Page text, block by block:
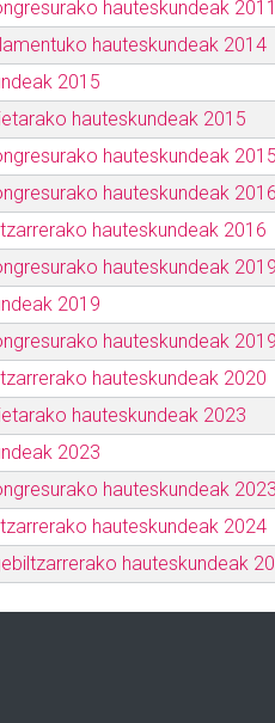
hauteskundeak 2011
hauteskundeak 2014
2015
hauteskundeak 2015
hauteskundeak 2015
hauteskundeak 2016
hauteskundeak 2016
hauteskundeak
2019
hauteskundeak
hauteskundeak 2020
hauteskundeak 2023
2023
hauteskundeak 2023
hauteskundeak 2024
hauteskundeak